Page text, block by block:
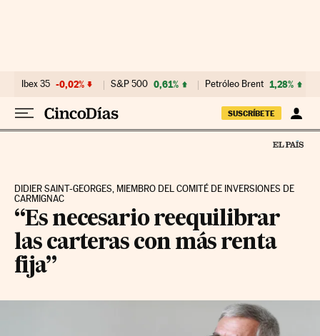
Ibex 35 -0,02% S&P 500 0,61% Petróleo Brent 1,28%
SUSCRÍBETE
DIDIER SAINT-GEORGES, MIEMBRO DEL COMITÉ DE INVERSIONES DE
CARMIGNAC
“Es necesario reequilibrar
las carteras con más renta
fija”